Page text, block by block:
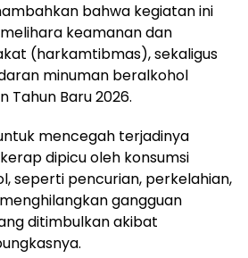
bahwa kegiatan ini
keamanan dan
(harkamtibmas), sekaligus
minuman beralkohol
Tahun Baru 2026.
mencegah terjadinya
dipicu oleh konsumsi
seperti pencurian, perkelahian,
gangguan
ditimbulkan akibat